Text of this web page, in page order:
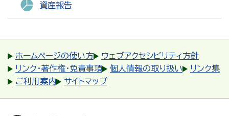
資産報告
ホームページの使い方
ウェブアクセシビリティ方針
リンク・著作権・免責事項
個人情報の取り扱い
リンク集
ご利用案内
サイトマップ